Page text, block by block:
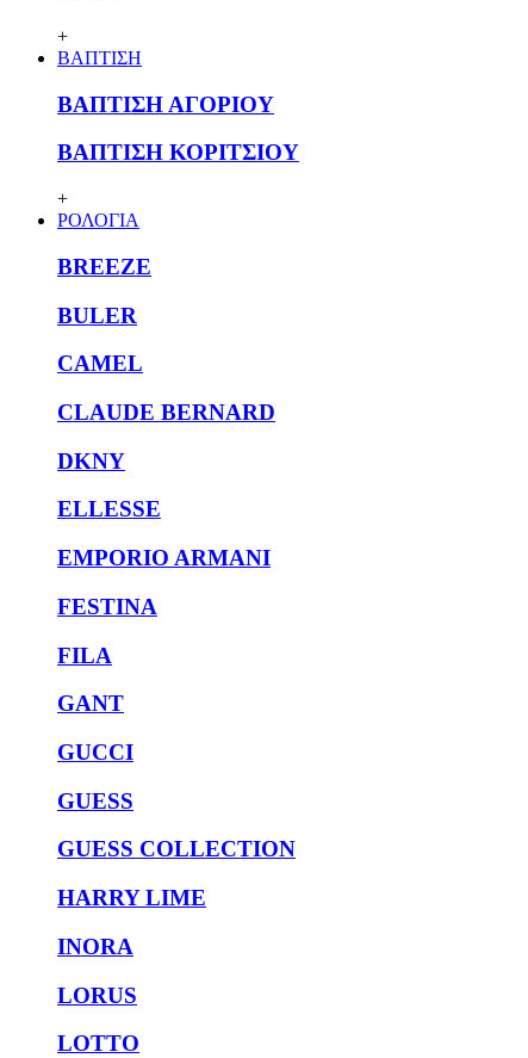
+
ΒΑΠΤΙΣΗ
ΒΑΠΤΙΣΗ ΑΓΟΡΙΟΥ
ΒΑΠΤΙΣΗ ΚΟΡΙΤΣΙΟΥ
+
ΡΟΛΟΓΙΑ
BREEZE
BULER
CAMEL
CLAUDE BERNARD
DKNY
ELLESSE
EMPORIO ARMANI
FESTINA
FILA
GANT
GUCCI
GUESS
GUESS COLLECTION
HARRY LIME
INORA
LORUS
LOTTO